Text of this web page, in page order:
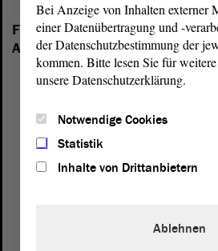
Folgende Fraktionen sind im
Anhalt vertreten:
Bei Anzeige von Inhalten externer
einer Datenübertragung und -
der Datenschutzbestimmung der
kommen. Bitte lesen Sie für
unsere Datenschutzerklärung.
Notwendige Cookies
Statistik
Inhalte von Drittanbietern
Ablehnen